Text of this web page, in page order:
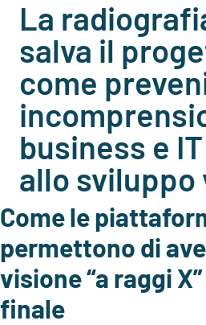
La
salva il
come
business e
allo sviluppo
Come le
permettono di
visione “a raggi
finale